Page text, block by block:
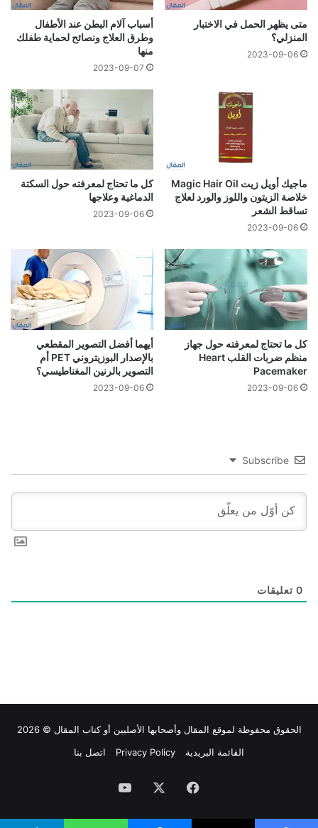
متى يظهر الحمل في الاختبار
المنزلي؟
2023-09-06
أسباب آلام البطن عند الأطفال
وطرق العلاج ونصائح لحماية طفلك
منها
2023-09-07
ماجيك أويل زيت Magic Hair Oil
خلاصة الزيتون واللوز والورد لعلاج
تساقط الشعر
2023-09-06
كل ما تحتاج لمعرفته حول السكتة
الدماغية وعلاجها
2023-09-06
كل ما تحتاج لمعرفته حول جهاز
منظم ضربات القلب Heart
Pacemaker
2023-09-06
أيهما أفضل التصوير المقطعي
بالإصدار البوزيتروني PET أم
التصوير بالرنين المغناطيسي؟
2023-09-06
Subscribe
0 تعليقات
الحقوق محفوظة لموقع المقال وأصحابها الأصليين أو كتاب المقال © 2026
القائمة البريدية
Privacy Policy اتصل بنا
فيسبوك ‫YouTube